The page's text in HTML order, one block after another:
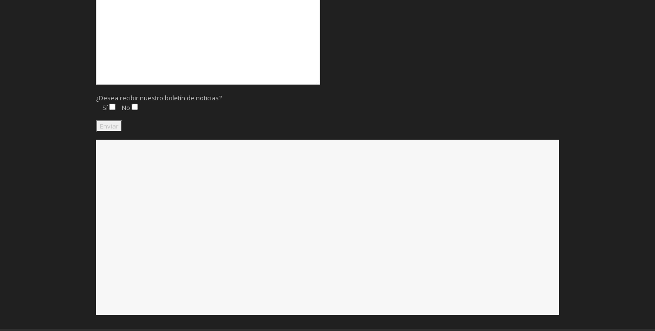
¿Desea recibir nuestro boletín de noticias?
Sí
No